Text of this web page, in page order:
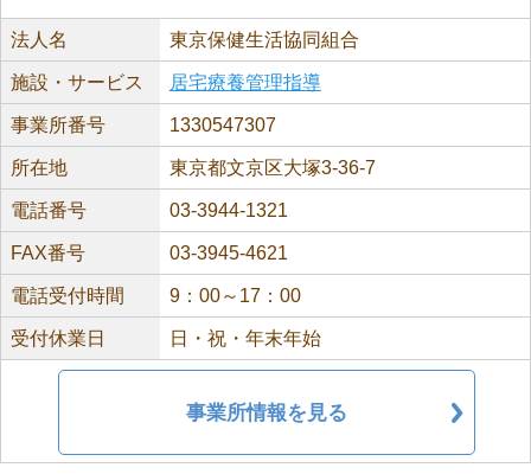
法人名 東京保健生活協同組合
施設・サービス 居宅療養管理指導
事業所番号 1330547307
所在地 東京都文京区大塚3-36-7
電話番号 03-3944-1321
FAX番号 03-3945-4621
電話受付時間 9：00～17：00
受付休業日 日・祝・年末年始
事業所情報を見る